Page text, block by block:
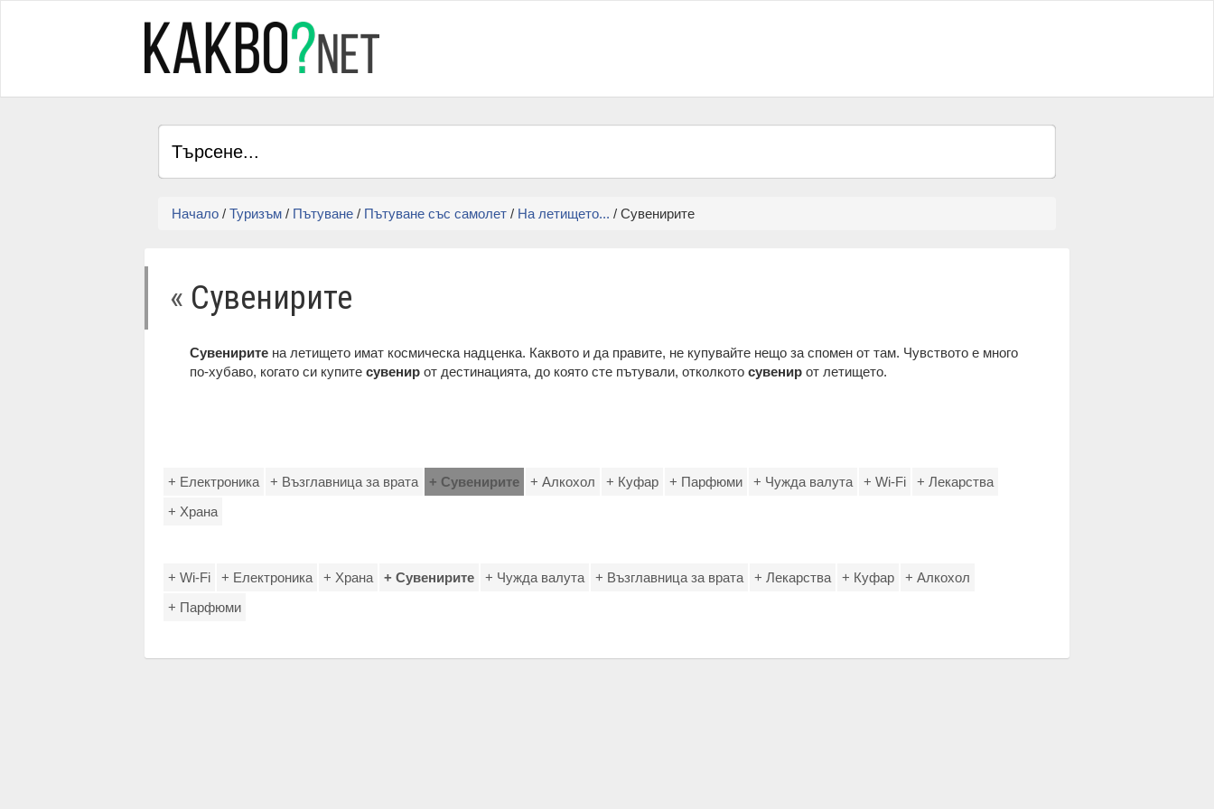
Начало / Туризъм / Пътуване / Пътуване със самолет / На летището... / Сувенирите
« Сувенирите
Сувенирите на летището имат космическа надценка. Каквото и да правите, не купувайте нещо за спомен от там. Чувството е много
по-хубаво, когато си купите сувенир от дестинацията, до която сте пътували, отколкото сувенир от летището.
+ Електроника + Възглавница за врата + Сувенирите + Алкохол + Куфар + Парфюми + Чужда валута + Wi-Fi
+ Лекарства
+ Храна
+ Wi-Fi + Електроника + Храна + Сувенирите + Чужда валута + Възглавница за врата + Лекарства + Куфар
+ Алкохол
+ Парфюми